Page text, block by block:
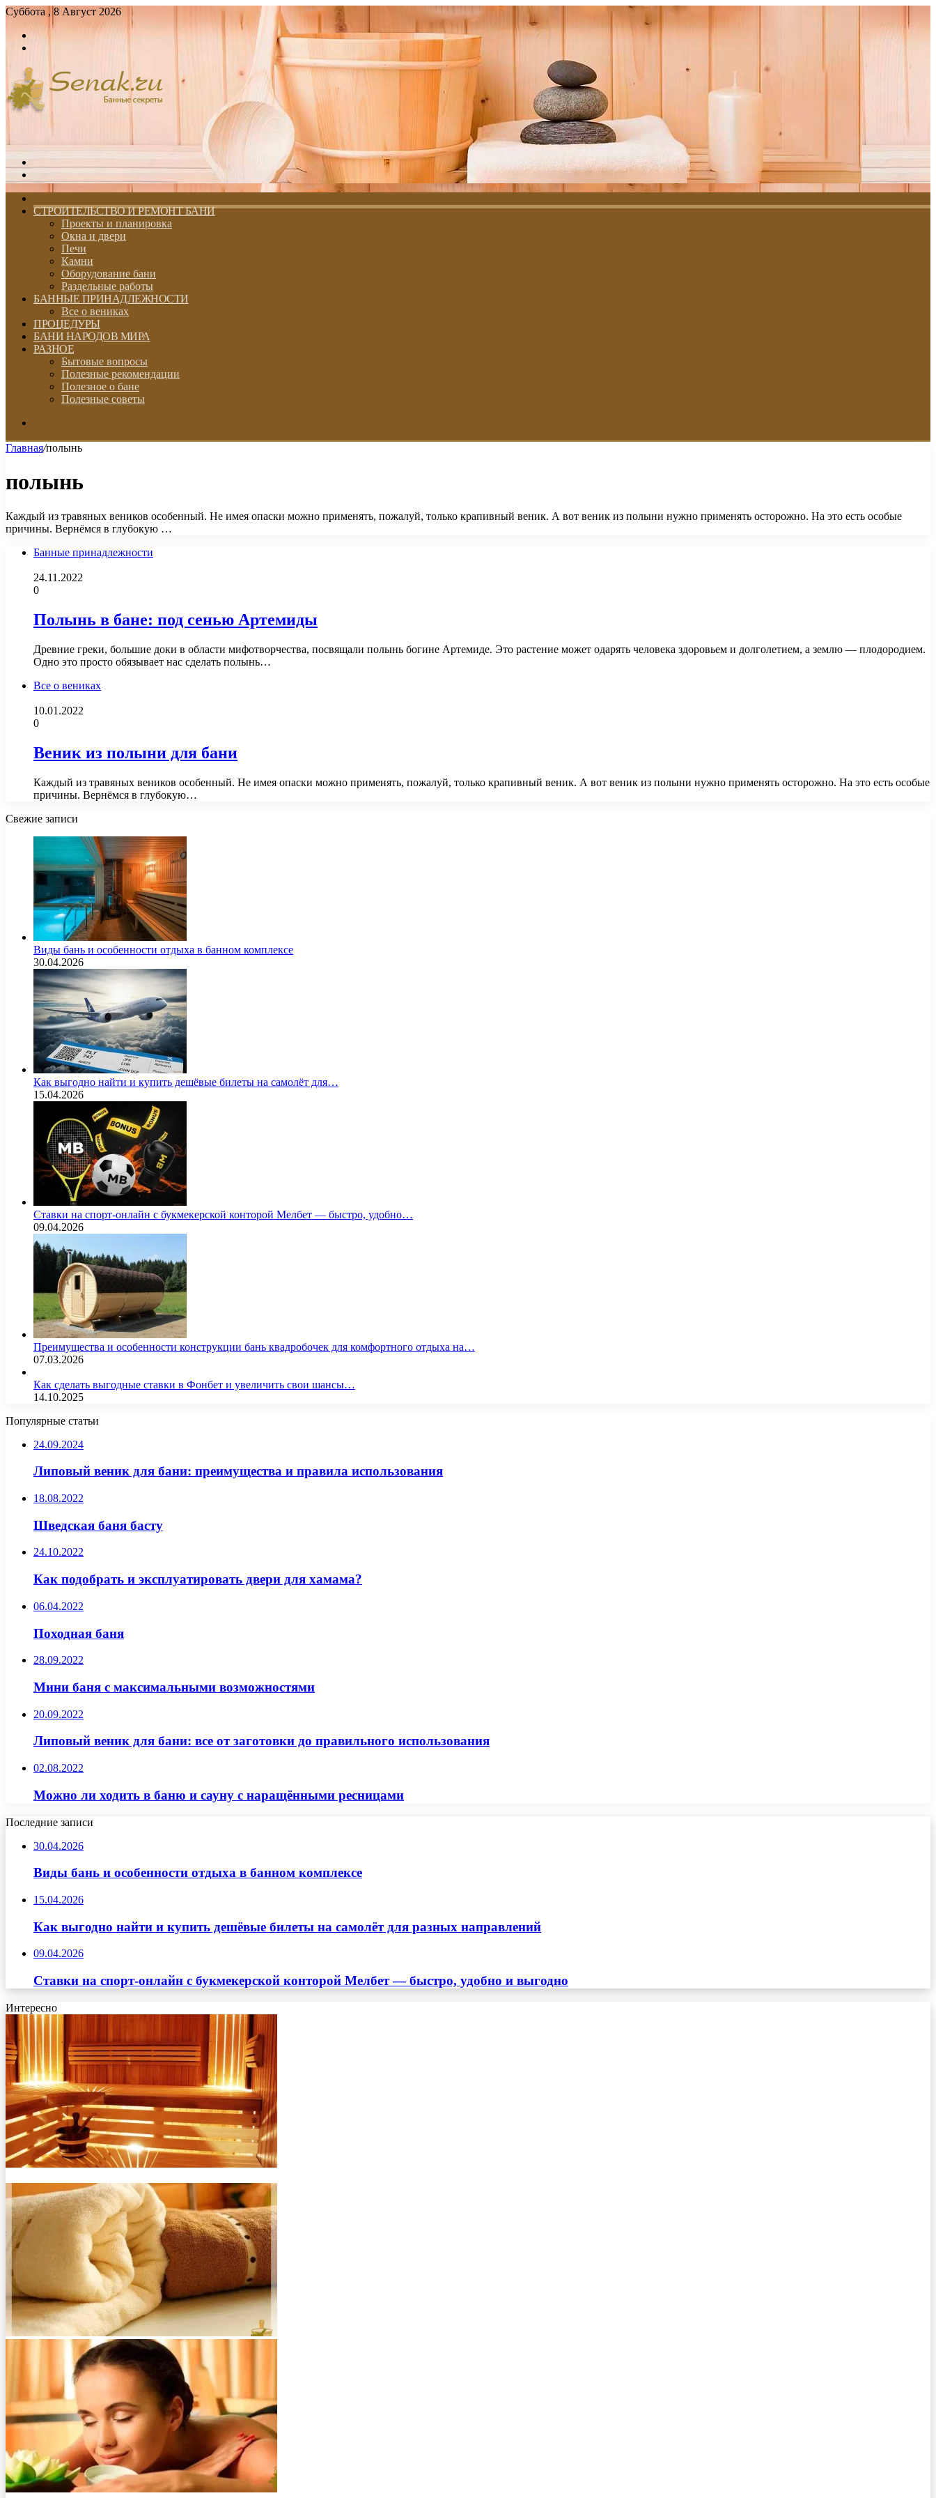
Суббота , 8 Август 2026
Войти
skin
СТРОИТЕЛЬСТВО И РЕМОНТ БАНИ
Проекты и планировка
Окна и двери
Печи
Камни
Оборудование бани
Раздельные работы
БАННЫЕ ПРИНАДЛЕЖНОСТИ
Все о вениках
ПРОЦЕДУРЫ
БАНИ НАРОДОВ МИРА
РАЗНОЕ
Бытовые вопросы
Полезные рекомендации
Полезное о бане
Полезные советы
Главная/полынь
полынь
Каждый из травяных веников особенный. Не имея опаски можно применять, пожалуй, только крапивный веник. А вот веник из полыни нужно применять осторожно. На это есть особые
причины. Вернёмся в глубокую …
Банные принадлежности
24.11.2022
0
Полынь в бане: под сенью Артемиды
Древние греки, большие доки в области мифотворчества, посвящали полынь богине Артемиде. Это растение может одарять человека здоровьем и долголетием, а землю — плодородием.
Одно это просто обязывает нас сделать полынь…
Все о вениках
10.01.2022
0
Веник из полыни для бани
Каждый из травяных веников особенный. Не имея опаски можно применять, пожалуй, только крапивный веник. А вот веник из полыни нужно применять осторожно. На это есть особые
причины. Вернёмся в глубокую…
Свежие записи
Виды бань и особенности отдыха в банном комплексе
30.04.2026
Как выгодно найти и купить дешёвые билеты на самолёт для…
15.04.2026
Ставки на спорт-онлайн с букмекерской конторой Мелбет — быстро, удобно…
09.04.2026
Преимущества и особенности конструкции бань квадробочек для комфортного отдыха на…
07.03.2026
Как сделать выгодные ставки в Фонбет и увеличить свои шансы…
14.10.2025
Популярные статьи
24.09.2024
Липовый веник для бани: преимущества и правила использования
18.08.2022
Шведская баня басту
24.10.2022
Как подобрать и эксплуатировать двери для хамама?
06.04.2022
Походная баня
28.09.2022
Мини баня с максимальными возможностями
20.09.2022
Липовый веник для бани: все от заготовки до правильного использования
02.08.2022
Можно ли ходить в баню и сауну с наращёнными ресницами
Последние записи
30.04.2026
Виды бань и особенности отдыха в банном комплексе
15.04.2026
Как выгодно найти и купить дешёвые билеты на самолёт для разных направлений
09.04.2026
Ставки на спорт-онлайн с букмекерской конторой Мелбет — быстро, удобно и выгодно
Интересно